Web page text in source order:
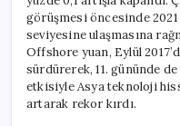
görüşmesi öncesinde 2021
seviyesine ulaşmasına
Offshore yuan, Eylül
sürdürerek, 11. gününde
etkisiyle Asya teknoloji
artarak rekor kırdı.